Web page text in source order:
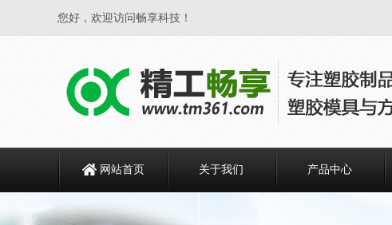
您好，欢迎访问畅享科技！
网站首页 关于我们 产品中心